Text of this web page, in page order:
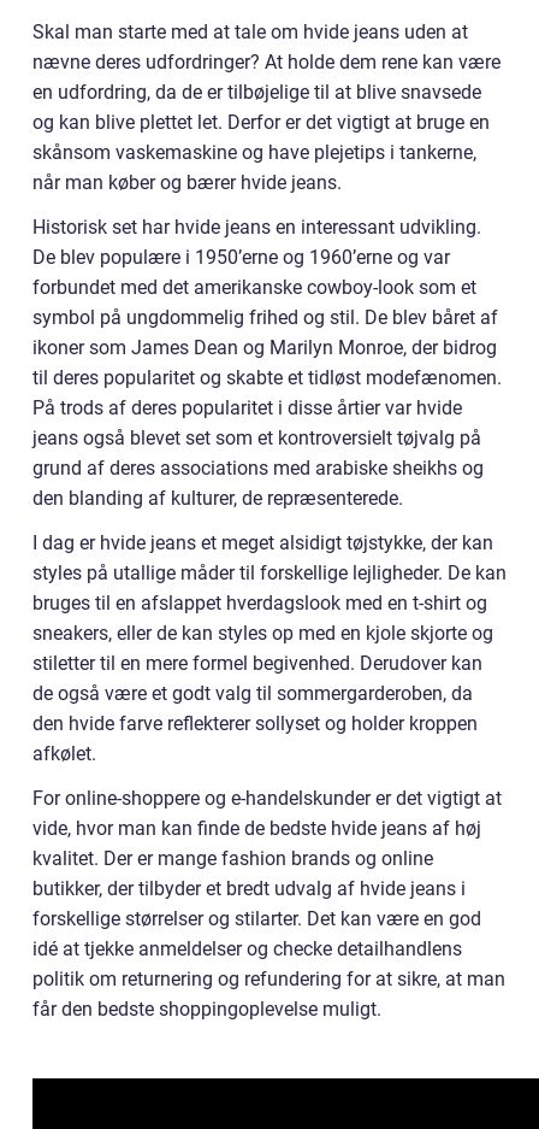
Skal man starte med at tale om hvide jeans uden at
nævne deres udfordringer? At holde dem rene kan være
en udfordring, da de er tilbøjelige til at blive snavsede
og kan blive plettet let. Derfor er det vigtigt at bruge en
skånsom vaskemaskine og have plejetips i tankerne,
når man køber og bærer hvide jeans.
Historisk set har hvide jeans en interessant udvikling.
De blev populære i 1950’erne og 1960’erne og var
forbundet med det amerikanske cowboy-look som et
symbol på ungdommelig frihed og stil. De blev båret af
ikoner som James Dean og Marilyn Monroe, der bidrog
til deres popularitet og skabte et tidløst modefænomen.
På trods af deres popularitet i disse årtier var hvide
jeans også blevet set som et kontroversielt tøjvalg på
grund af deres associations med arabiske sheikhs og
den blanding af kulturer, de repræsenterede.
I dag er hvide jeans et meget alsidigt tøjstykke, der kan
styles på utallige måder til forskellige lejligheder. De kan
bruges til en afslappet hverdagslook med en t-shirt og
sneakers, eller de kan styles op med en kjole skjorte og
stiletter til en mere formel begivenhed. Derudover kan
de også være et godt valg til sommergarderoben, da
den hvide farve reflekterer sollyset og holder kroppen
afkølet.
For online-shoppere og e-handelskunder er det vigtigt at
vide, hvor man kan finde de bedste hvide jeans af høj
kvalitet. Der er mange fashion brands og online
butikker, der tilbyder et bredt udvalg af hvide jeans i
forskellige størrelser og stilarter. Det kan være en god
idé at tjekke anmeldelser og checke detailhandlens
politik om returnering og refundering for at sikre, at man
får den bedste shoppingoplevelse muligt.